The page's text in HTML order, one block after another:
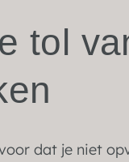
tol
dat je niet